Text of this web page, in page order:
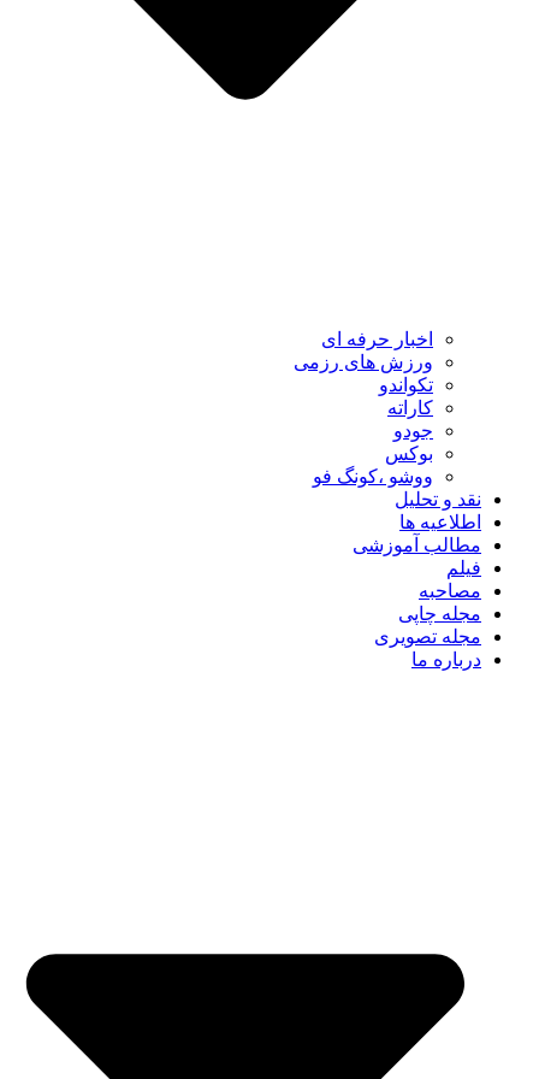
اخبار حرفه ای
ورزش های رزمی
تکواندو
کاراته
جودو
بوکس
ووشو ،کونگ فو
نقد و تحلیل
اطلاعیه ها
مطالب آموزشی
فیلم
مصاحبه
مجله چاپی
مجله تصویری
درباره ما